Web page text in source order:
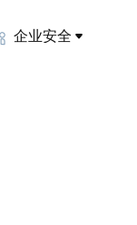
企业安全